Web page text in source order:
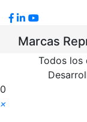
Marcas
Todos los
0
×